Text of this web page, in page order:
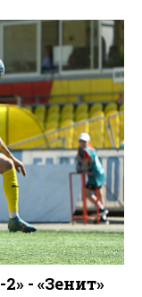
- «Зенит»